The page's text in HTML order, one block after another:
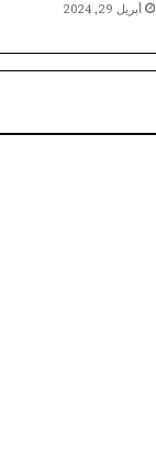
أبريل 29, 2024